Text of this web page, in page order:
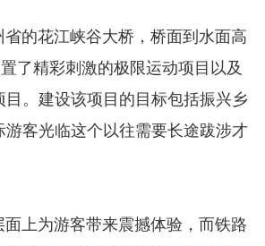
的花江峡谷大桥，桥面到水面高
了精彩刺激的极限运动项目以及
目。建设该项目的目标包括振兴乡
游客光临这个以往需要长途跋涉才
上为游客带来震撼体验，而铁路